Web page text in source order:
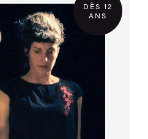
DÈS 12
ANS